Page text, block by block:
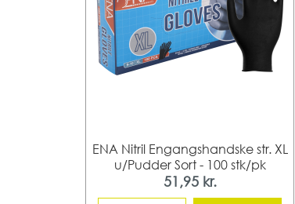
ENA Nitril Engangshandske str. XL
u/Pudder Sort - 100 stk/pk
51,95 kr.